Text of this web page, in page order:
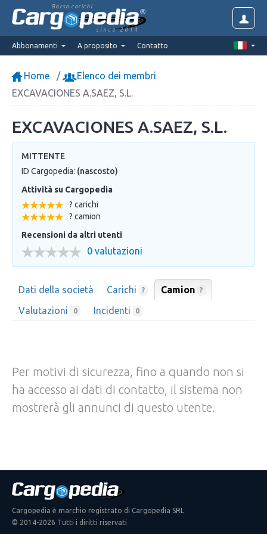
Borsa carichi
since 2014
Abbonamenti A proposito Contatto
Home
Elenco dei membri
EXCAVACIONES A.SAEZ, S.L.
EXCAVACIONES A.SAEZ, S.L.
MITTENTE
ID Cargopedia: (nascosto)
Attività su Cargopedia
? carichi
? camion
Recensioni da altri utenti
0 valutazioni
Dati della società Carichi ? Camion ?
Valutazioni 0 Incidenti 0
Per motivi di sicurezza, fino a quando non si
ha accesso ai dati di contatto, il sistema non
mostrerà gli annunci di questo utente.
Cargopedia è marchio registrato di Cargopedia SRL
© 2014-2026 Tutti i diritti riservati